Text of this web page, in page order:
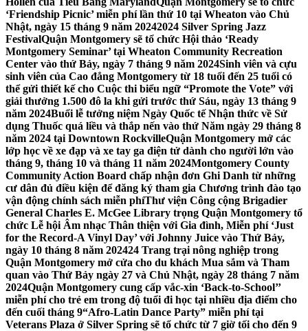
‘Friendship Picnic’ miễn phí lần thứ 10 tại Wheaton vào Chủ
Nhật, ngày 15 tháng 9 năm 20242024 Silver Spring Jazz
FestivalQuận Montgomery sẽ tổ chức Hội thảo ‘Ready
Montgomery Seminar’ tại Wheaton Community Recreation
Center vào thứ Bảy, ngày 7 tháng 9 năm 2024Sinh viên và cựu
sinh viên của Cao đẳng Montgomery từ 18 tuổi đến 25 tuổi có
thể gửi thiết kế cho Cuộc thi biểu ngữ “Promote the Vote” với
giải thưởng 1.500 đô la khi gửi trước thứ Sáu, ngày 13 tháng 9
năm 2024Buổi lễ tưởng niệm Ngày Quốc tế Nhận thức về Sử
dụng Thuốc quá liều và thắp nến vào thứ Năm ngày 29 tháng 8
năm 2024 tại Downtown RockvilleQuận Montgomery mở các
lớp học về xe đạp và xe tay ga điện tử dành cho người lớn vào
tháng 9, tháng 10 và tháng 11 năm 2024Montgomery County
Community Action Board chấp nhận đơn Ghi Danh từ những
cư dân đủ điều kiện để đăng ký tham gia Chương trình đào tạo
vận động chính sách miễn phíThư viện Công cộng Brigadier
General Charles E. McGee Library trọng Quận Montgomery tổ
chức Lễ hội Âm nhạc Thân thiện với Gia đình, Miễn phí ‘Just
for the Record-A Vinyl Day’ với Johnny Juice vào Thứ Bảy,
ngày 10 tháng 8 năm 202424 Trang trại nông nghiệp trong
Quận Montgomery mở cửa cho du khách Mua sắm và Tham
quan vào Thứ Bảy ngày 27 và Chủ Nhật, ngày 28 tháng 7 năm
2024Quận Montgomery cung cấp vắc-xin ‘Back-to-School’’
miễn phí cho trẻ em trong độ tuổi đi học tại nhiều địa điểm cho
đến cuối tháng 9“Afro-Latin Dance Party” miễn phí tại
Veterans Plaza ở Silver Spring sẽ tổ chức từ 7 giờ tối cho đến 9